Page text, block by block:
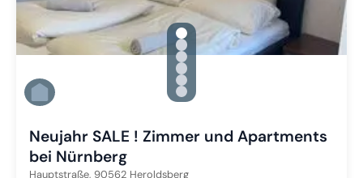
gallery.slide_selector
Zu Slide 1 wechseln
Zu Slide 2 wechseln
Zu Slide 3 wechseln
Zu Slide 4 wechseln
Zu Slide 5 wechseln
Zu Slide 6 wechseln
Neujahr SALE ! Zimmer und Apartments
bei Nürnberg
Hauptstraße, 90562 Heroldsberg